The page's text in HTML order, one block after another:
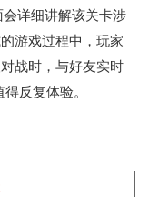
会详细讲解该关卡涉
游戏过程中，玩家
战时，与好友实时
反复体验。